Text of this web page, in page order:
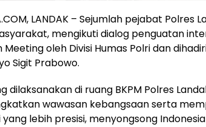
LANDAK – Sejumlah pejabat
mengikuti dialog penguatan
Meeting oleh Divisi Humas Polri dan
Sigit Prabowo.
dilaksanakan di ruang BKPM Polres
wawasan kebangsaan serta
lebih presisi, menyongsong Indonesia